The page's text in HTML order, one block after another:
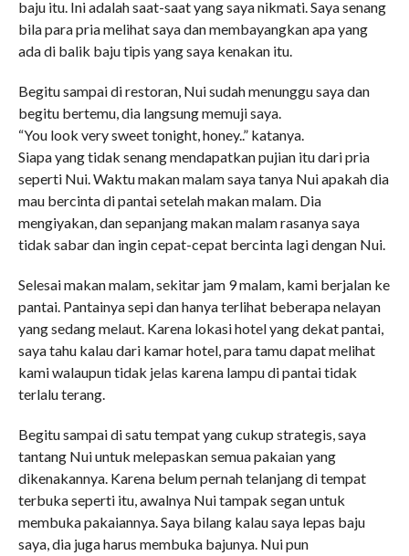
baju itu. Ini adalah saat-saat yang saya nikmati. Saya senang
bila para pria melihat saya dan membayangkan apa yang
ada di balik baju tipis yang saya kenakan itu.
Begitu sampai di restoran, Nui sudah menunggu saya dan
begitu bertemu, dia langsung memuji saya.
“You look very sweet tonight, honey..” katanya.
Siapa yang tidak senang mendapatkan pujian itu dari pria
seperti Nui. Waktu makan malam saya tanya Nui apakah dia
mau bercinta di pantai setelah makan malam. Dia
mengiyakan, dan sepanjang makan malam rasanya saya
tidak sabar dan ingin cepat-cepat bercinta lagi dengan Nui.
Selesai makan malam, sekitar jam 9 malam, kami berjalan ke
pantai. Pantainya sepi dan hanya terlihat beberapa nelayan
yang sedang melaut. Karena lokasi hotel yang dekat pantai,
saya tahu kalau dari kamar hotel, para tamu dapat melihat
kami walaupun tidak jelas karena lampu di pantai tidak
terlalu terang.
Begitu sampai di satu tempat yang cukup strategis, saya
tantang Nui untuk melepaskan semua pakaian yang
dikenakannya. Karena belum pernah telanjang di tempat
terbuka seperti itu, awalnya Nui tampak segan untuk
membuka pakaiannya. Saya bilang kalau saya lepas baju
saya, dia juga harus membuka bajunya. Nui pun